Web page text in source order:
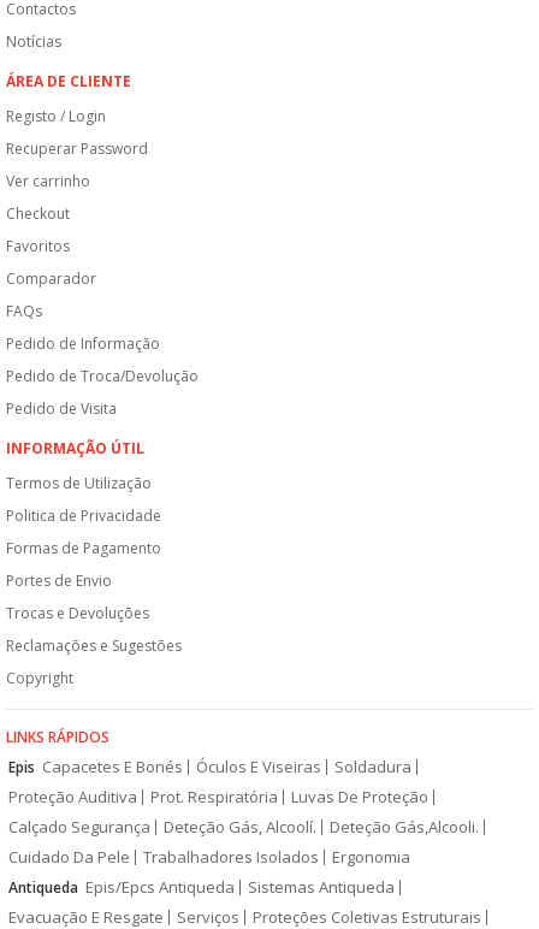
Contactos
Notícias
ÁREA DE CLIENTE
Registo / Login
Recuperar Password
Ver carrinho
Checkout
Favoritos
Comparador
FAQs
Pedido de Informação
Pedido de Troca/Devolução
Pedido de Visita
INFORMAÇÃO ÚTIL
Termos de Utilização
Politica de Privacidade
Formas de Pagamento
Portes de Envio
Trocas e Devoluções
Reclamações e Sugestões
Copyright
LINKS RÁPIDOS
Epis Capacetes E Bonés Óculos E Viseiras
Soldadura
Proteção Auditiva
Prot. Respiratória
Luvas De Proteção
Calçado Segurança
Deteção Gás, Alcoolí.
Deteção Gás,Alcooli.
Cuidado Da Pele
Trabalhadores Isolados Ergonomia
Antiqueda Epis/Epcs Antiqueda
Sistemas Antiqueda
Evacuação E Resgate
Serviços
Proteções Coletivas Estruturais